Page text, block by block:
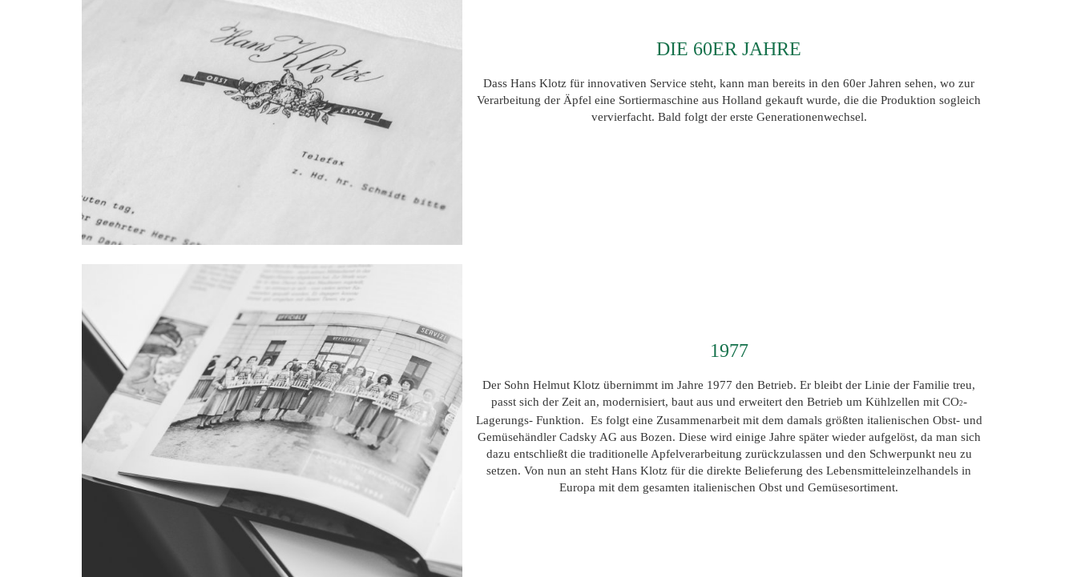
DIE 60ER JAHRE
Dass Hans Klotz für innovativen Service steht, kann man bereits in den 60er Jahren sehen, wo zur
Verarbeitung der Äpfel eine Sortiermaschine aus Holland gekauft wurde, die die Produktion sogleich
vervierfacht. Bald folgt der erste Generationenwechsel.
1977
Der Sohn Helmut Klotz übernimmt im Jahre 1977 den Betrieb. Er bleibt der Linie der Familie treu,
passt sich der Zeit an, modernisiert, baut aus und erweitert den Betrieb um Kühlzellen mit CO2-
Lagerungs- Funktion. Es folgt eine Zusammenarbeit mit dem damals größten italienischen Obst- und
Gemüsehändler Cadsky AG aus Bozen. Diese wird einige Jahre später wieder aufgelöst, da man sich
dazu entschließt die traditionelle Apfelverarbeitung zurückzulassen und den Schwerpunkt neu zu
setzen. Von nun an steht Hans Klotz für die direkte Belieferung des Lebensmitteleinzelhandels in
Europa mit dem gesamten italienischen Obst und Gemüsesortiment.